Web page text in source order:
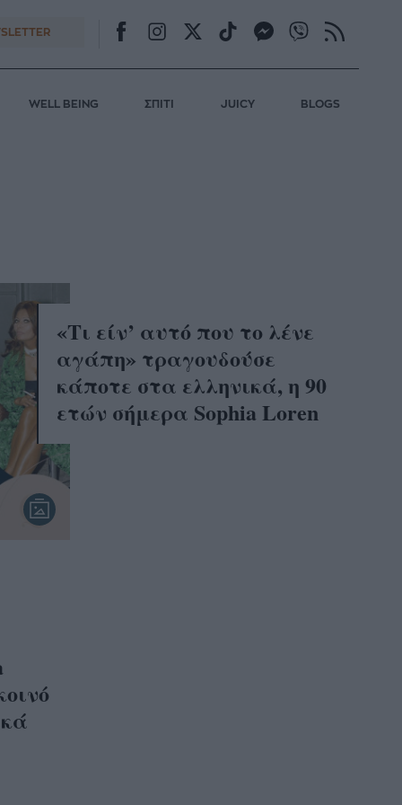
WELL BEING ΣΠΙΤΙ JUICY BLOGS
«Τι είν’ αυτό που το λένε
αγάπη» τραγουδούσε
κάποτε στα ελληνικά, η 90
ετών σήμερα Sophia Loren